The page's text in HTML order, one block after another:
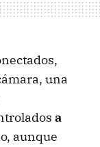
una
a
aunque